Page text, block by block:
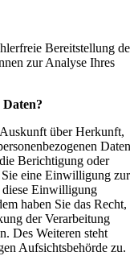
Bereitstellung
zur Analyse Ihres
über Herkunft,
Daten
Berichtigung oder
eine Einwilligung zur
diese Einwilligung
haben Sie das Recht,
der Verarbeitung
Des Weiteren steht
Aufsichtsbehörde zu.